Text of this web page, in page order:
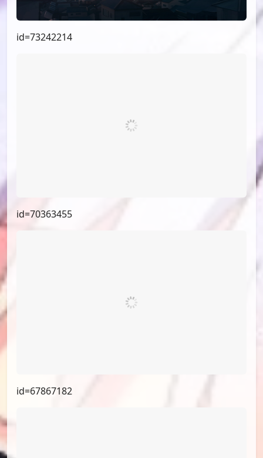
id=73242214
id=70363455
id=67867182